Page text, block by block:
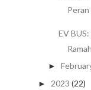
Peran
EV
►
► 2023 (22)